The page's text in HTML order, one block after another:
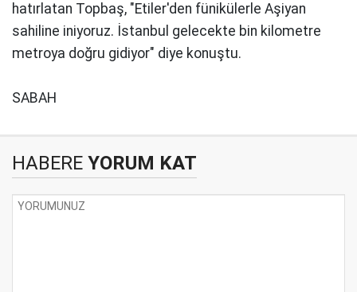
hatırlatan Topbaş, "Etiler'den fünikülerle Aşiyan
sahiline iniyoruz. İstanbul gelecekte bin kilometre
metroya doğru gidiyor" diye konuştu.
SABAH
HABERE YORUM KAT